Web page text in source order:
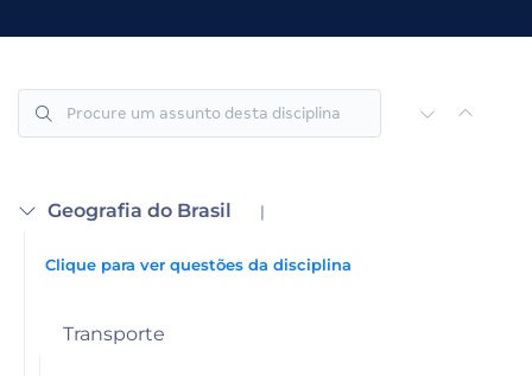
Geografia do Brasil |
Clique para ver questões da disciplina
Transporte